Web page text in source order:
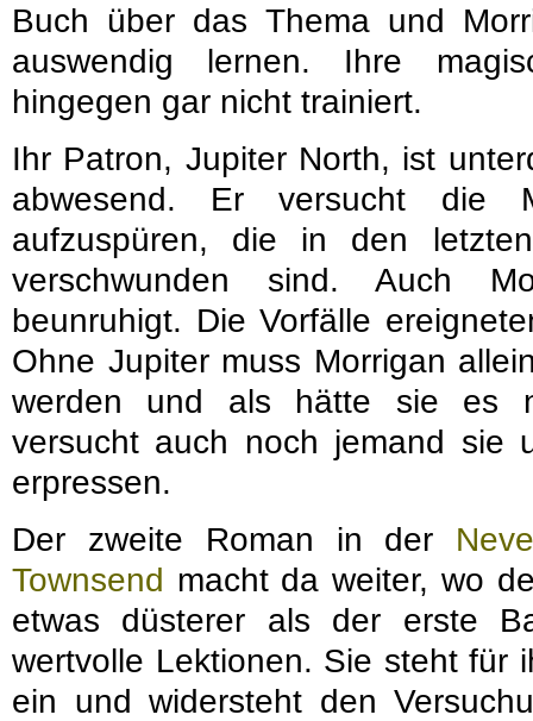
Buch über das Thema und
auswendig lernen. Ihre
hingegen gar nicht trainiert.
Ihr Patron, Jupiter North, ist
abwesend. Er versucht die
aufzuspüren, die in den
verschwunden sind. Auch
beunruhigt. Die Vorfälle
Ohne Jupiter muss Morrigan
werden und als hätte sie es
versucht auch noch jemand sie
erpressen.
Der zweite Roman in der
Townsend macht da weiter, wo
etwas düsterer als der erste
wertvolle Lektionen. Sie steht für
ein und widersteht den